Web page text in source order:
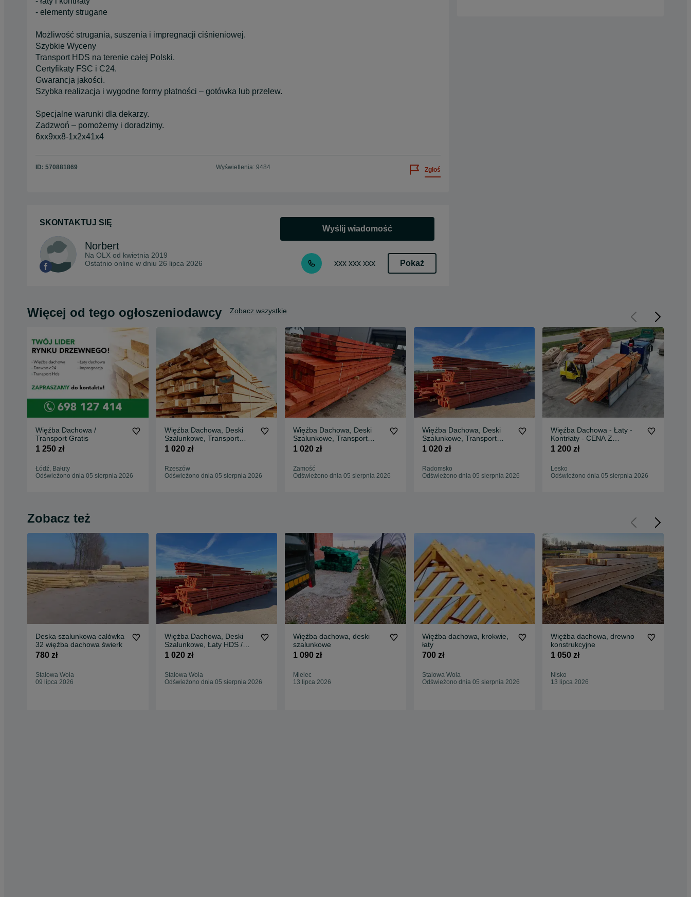
- elementy strugane
Możliwość strugania, suszenia i impregnacji ciśnieniowej.
Szybkie Wyceny
Transport HDS na terenie całej Polski.
Certyfikaty FSC i C24.
Gwarancja jakości.
Szybka realizacja i wygodne formy płatności – gotówka lub przelew.
Specjalne warunki dla dekarzy.
Zadzwoń – pomożemy i doradzimy.
6xx9xx8-1x2x41x4
ID: 570881869 Wyświetlenia: 9484 Zgłoś
SKONTAKTUJ SIĘ
Norbert
Na OLX od kwietnia 2019
Ostatnio online w dniu 26 lipca 2026
Wyślij wiadomość
xxx xxx xxx Pokaż
Więcej od tego ogłoszeniodawcy Zobacz wszystkie
Więźba Dachowa /
Transport Gratis
1 250 zł
Łódź, Bałuty
Odświeżono dnia 05 sierpnia 2026
Więźba Dachowa, Deski
Szalunkowe, Transport
FREE/ HDS / Najlepsza
1 020 zł
Rzeszów
Odświeżono dnia 05 sierpnia 2026
Więźba Dachowa, Deski
Szalunkowe, Transport
FREE/ HDS / Najlepsza
1 020 zł
Zamość
Odświeżono dnia 05 sierpnia 2026
Więźba Dachowa, Deski
Szalunkowe, Transport
FREE/ HDS / Najlepsza
1 020 zł
Radomsko
Odświeżono dnia 05 sierpnia 2026
Więźba Dachowa - Łaty -
Kontrłaty - CENA Z
TRANSPORTEM HDS
1 200 zł
Lesko
Odświeżono dnia 05 sierpnia 2026
Zobacz też
Deska szalunkowa calówka
32 więźba dachowa świerk
780 zł
Stalowa Wola
09 lipca 2026
Więźba Dachowa, Deski
Szalunkowe, Łaty HDS /
Najlepsza CENA
1 020 zł
Stalowa Wola
Odświeżono dnia 05 sierpnia 2026
Więźba dachowa, deski
szalunkowe
1 090 zł
Mielec
13 lipca 2026
Więźba dachowa, krokwie,
łaty
700 zł
Stalowa Wola
Odświeżono dnia 05 sierpnia 2026
Więźba dachowa, drewno
konstrukcyjne
1 050 zł
Nisko
13 lipca 2026